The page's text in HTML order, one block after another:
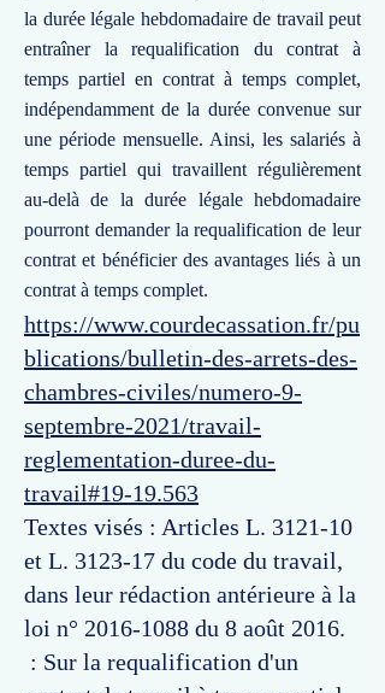
la durée légale hebdomadaire de travail peut
entraîner la requalification du contrat à
temps partiel en contrat à temps complet,
indépendamment de la durée convenue sur
une période mensuelle. Ainsi, les salariés à
temps partiel qui travaillent régulièrement
au-delà de la durée légale hebdomadaire
pourront demander la requalification de leur
contrat et bénéficier des avantages liés à un
contrat à temps complet.
https://www.courdecassation.fr/pu
blications/bulletin-des-arrets-des-
chambres-civiles/numero-9-
septembre-2021/travail-
reglementation-duree-du-
travail#19-19.563
Textes visés : Articles L. 3121-10
et L. 3123-17 du code du travail,
dans leur rédaction antérieure à la
loi n° 2016-1088 du 8 août 2016.
: Sur la requalification d'un